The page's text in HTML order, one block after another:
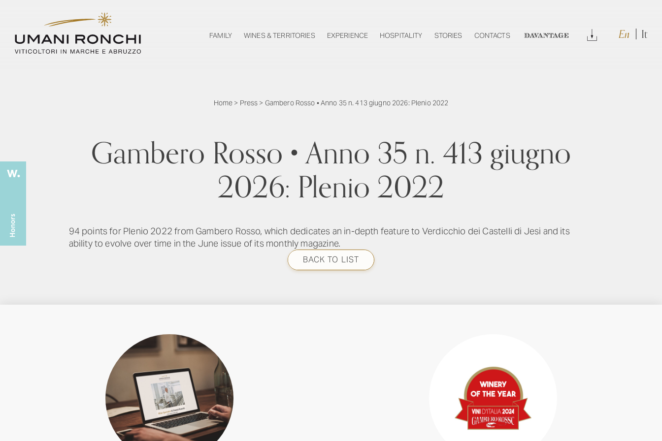
FAMILY WINES & TERRITORIES EXPERIENCE HOSPITALITY STORIES CONTACTS DAVANTAGE Download En It
Home > Press > Gambero Rosso • Anno 35 n. 413 giugno 2026: Plenio 2022
Gambero Rosso • Anno 35 n. 413 giugno
2026: Plenio 2022
94 points for Plenio 2022 from Gambero Rosso, which dedicates an in-depth feature to Verdicchio dei Castelli di Jesi and its
ability to evolve over time in the June issue of its monthly magazine.
BACK TO LIST